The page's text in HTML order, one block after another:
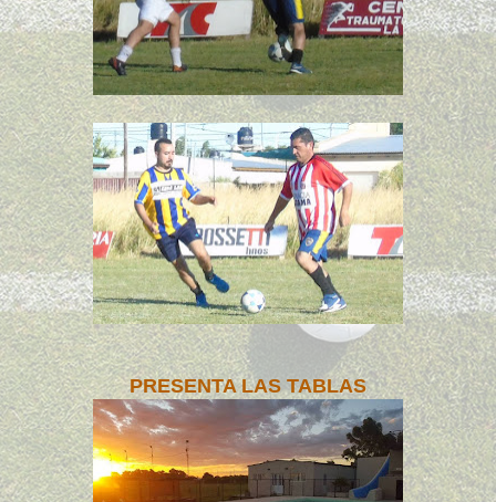
PRESENTA LAS TABLAS